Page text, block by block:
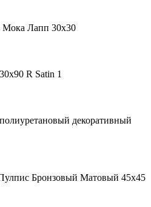
Мока Лапп 30х30
R Satin 1
декоративный
Бронзовый Матовый 45х45